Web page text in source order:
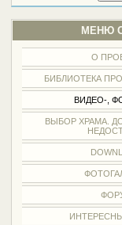
МЕНЮ
О
БИБЛИОТЕКА
ВИДЕО-,
ВЫБОР ХРАМА.